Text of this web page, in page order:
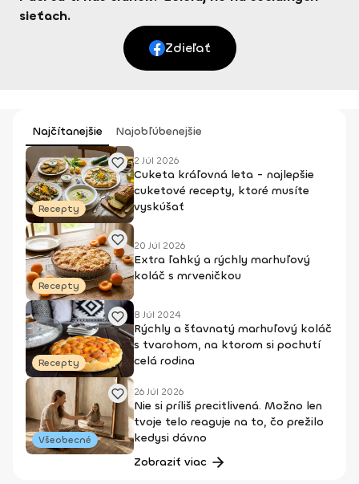
sieťach.
Zdieľať
Najčítanejšie Najobľúbenejšie
Recepty
2 Júl 2026
Cuketa kráľovná leta - najlepšie
cuketové recepty, ktoré musíte
vyskúšať
Recepty
20 Júl 2026
Extra ľahký a rýchly marhuľový
koláč s mrveničkou
Recepty
8 Júl 2024
Rýchly a šťavnatý marhuľový koláč
s tvarohom, na ktorom si pochutí
celá rodina
Všeobecné
26 Júl 2026
Nie si príliš precitlivená. Možno len
tvoje telo reaguje na to, čo prežilo
kedysi dávno
Zobraziť viac